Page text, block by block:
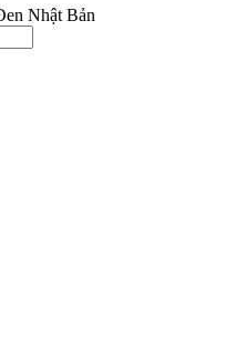
Nhật Bản